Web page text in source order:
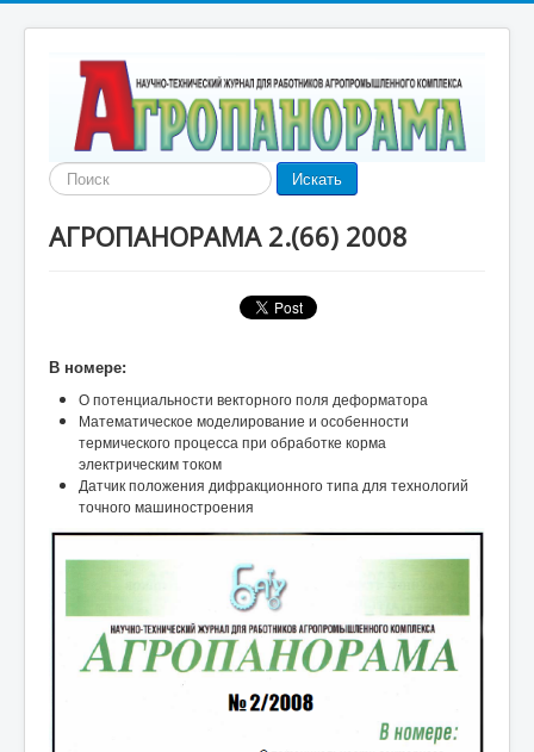
Найти Искать
АГРОПАНОРАМА 2.(66) 2008
В номере:
О потенциальности векторного поля деформатора
Математическое моделирование и особенности
термического процесса при обработке корма
электрическим током
Датчик положения дифракционного типа для технологий
точного машиностроения